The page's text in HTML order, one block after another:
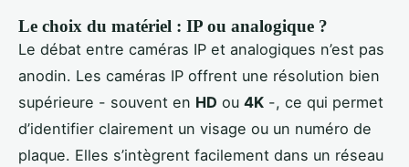
Le choix du matériel : IP ou analogique ?
Le débat entre caméras IP et analogiques n’est pas
anodin. Les caméras IP offrent une résolution bien
supérieure - souvent en HD ou 4K -, ce qui permet
d’identifier clairement un visage ou un numéro de
plaque. Elles s’intègrent facilement dans un réseau